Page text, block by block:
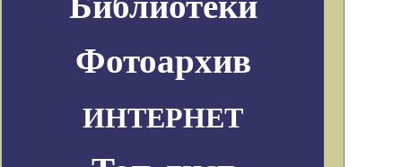
Фотоархив
ИНТЕРНЕТ